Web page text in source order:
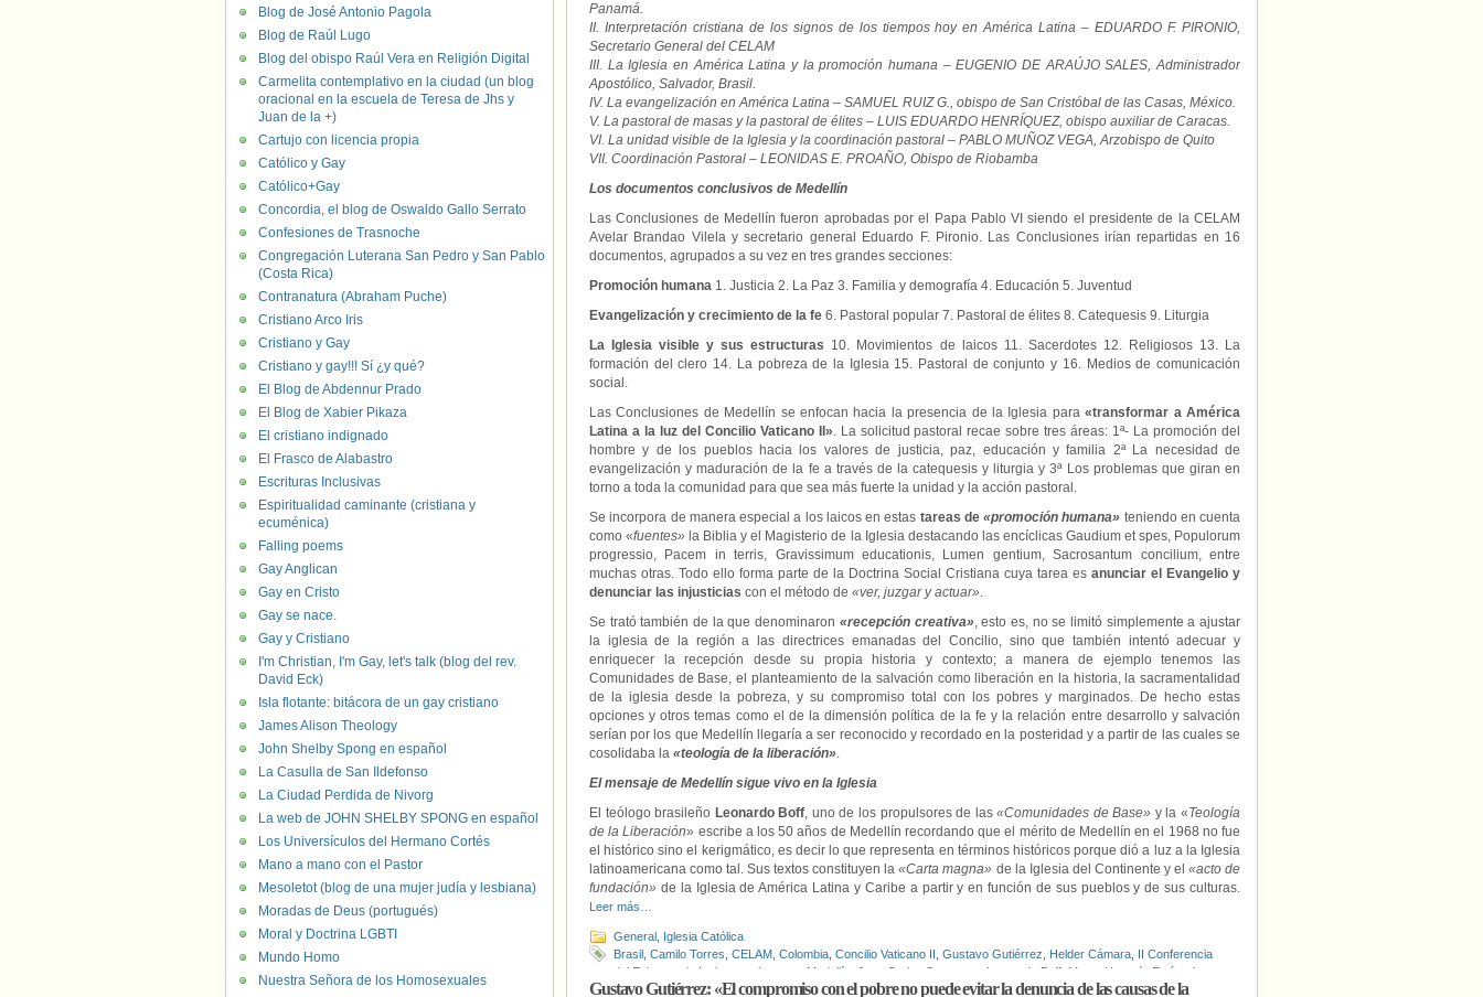
Panamá.
II. Interpretación cristiana de los signos de los tiempos hoy en América Latina – EDUARDO F. PIRONIO,
Secretario General del CELAM
III. La Iglesia en América Latina y la promoción humana – EUGENIO DE ARAÚJO SALES, Administrador
Apostólico, Salvador, Brasil.
IV. La evangelización en América Latina – SAMUEL RUIZ G., obispo de San Cristóbal de las Casas, México.
V. La pastoral de masas y la pastoral de élites – LUIS EDUARDO HENRÍQUEZ, obispo auxiliar de Caracas.
VI. La unidad visible de la Iglesia y la coordinación pastoral – PABLO MUÑOZ VEGA, Arzobispo de Quito
VII. Coordinación Pastoral – LEONIDAS E. PROAÑO, Obispo de Riobamba
Los documentos conclusivos de Medellín
Las Conclusiones de Medellín fueron aprobadas por el Papa Pablo VI siendo el presidente de la CELAM
Avelar Brandao Vilela y secretario general Eduardo F. Pironio. Las Conclusiones irían repartidas en 16
documentos, agrupados a su vez en tres grandes secciones:
Promoción humana 1. Justicia 2. La Paz 3. Familia y demografía 4. Educación 5. Juventud
Evangelización y crecimiento de la fe 6. Pastoral popular 7. Pastoral de élites 8. Catequesis 9. Liturgia
La Iglesia visible y sus estructuras 10. Movimientos de laicos 11. Sacerdotes 12. Religiosos 13. La
formación del clero 14. La pobreza de la Iglesia 15. Pastoral de conjunto y 16. Medios de comunicación
social.
Las Conclusiones de Medellín se enfocan hacia la presencia de la Iglesia para«transformar a América
Latina a la luz del Concilio Vaticano II». La solicitud pastoral recae sobre tres áreas: 1ª- La promoción del
hombre y de los pueblos hacia los valores de justicia, paz, educación y familia 2ª La necesidad de
evangelización y maduración de la fe a través de la catequesis y liturgia y 3ª Los problemas que giran en
torno a toda la comunidad para que sea más fuerte la unidad y la acción pastoral.
Se incorpora de manera especial a los laicos en estas tareas de «promoción humana» teniendo en cuenta
como «fuentes» la Biblia y el Magisterio de la Iglesia destacando las encíclicas Gaudium et spes, Populorum
progressio, Pacem in terris, Gravissimum educationis, Lumen gentium, Sacrosantum concilium, entre
muchas otras. Todo ello forma parte de la Doctrina Social Cristiana cuya tarea es anunciar el Evangelio y
denunciar las injusticias con el método de «ver, juzgar y actuar».
Se trató también de la que denominaron «recepción creativa», esto es, no se limitó simplemente a ajustar
la iglesia de la región a las directrices emanadas del Concilio, sino que también intentó adecuar y
enriquecer la recepción desde su propia historia y contexto; a manera de ejemplo tenemos las
Comunidades de Base, el planteamiento de la salvación como liberación en la historia, la sacramentalidad
de la iglesia desde la pobreza, y su compromiso total con los pobres y marginados. De hecho estas
opciones y otros temas como el de la dimensión política de la fe y la relación entre desarrollo y salvación
serían por los que Medellín llegaría a ser reconocido y recordado en la posteridad y a partir de las cuales se
cosolidaba la «teología de la liberación».
El mensaje de Medellín sigue vivo en la Iglesia
El teólogo brasileño Leonardo Boff, uno de los propulsores de las«Comunidades de Base» y la «Teología
de la Liberación» escribe a los 50 años de Medellín recordando que el mérito de Medellín en el 1968 no fue
el histórico sino el kerigmático, es decir lo que representa en términos históricos porque dió a luz a la Iglesia
latinoamericana como tal. Sus textos constituyen la«Carta magna» de la Iglesia del Continente y el «acto de
fundación» de la Iglesia de América Latina y Caribe a partir y en función de sus pueblos y de sus culturas.
Leer más…
General Iglesia Católica
Brasil Camilo Torres CELAM Colombia Concilio Vaticano II Gustavo Gutiérrez Helder Cámara II Conferencia
del Episcopado Latinoamericano en Medellín
Juan Carlos Scannone Leonardo Boff Manuel Larraín Errázuriz
Oscar Arnulfo Romero ,Pablo VI,Teología de la Liberación,V Conferencia de Aparecida
Gustavo Gutiérrez: «El compromiso con el pobre no puede evitar la denuncia de las causas de la
Blog de José Antonio Pagola
Blog de Raúl Lugo
Blog del obispo Raúl Vera en Religión Digital
Carmelita contemplativo en la ciudad (un blog
oracional en la escuela de Teresa de Jhs y
Juan de la +)
Cartujo con licencia propia
Católico y Gay
Católico+Gay
Concordia, el blog de Oswaldo Gallo Serrato
Confesiones de Trasnoche
Congregación Luterana San Pedro y San Pablo
(Costa Rica)
Contranatura (Abraham Puche)
Cristiano Arco Iris
Cristiano y Gay
Cristiano y gay!!! Sí ¿y qué?
El Blog de Abdennur Prado
El Blog de Xabier Pikaza
El cristiano indignado
El Frasco de Alabastro
Escrituras Inclusivas
Espiritualidad caminante (cristiana y
ecuménica)
Falling poems
Gay Anglican
Gay en Cristo
Gay se nace.
Gay y Cristiano
I'm Christian, I'm Gay, let's talk (blog del rev.
David Eck)
Isla flotante: bitácora de un gay cristiano
James Alison Theology
John Shelby Spong en español
La Casulla de San Ildefonso
La Ciudad Perdida de Nivorg
La web de JOHN SHELBY SPONG en español
Los Universículos del Hermano Cortés
Mano a mano con el Pastor
Mesoletot (blog de una mujer judía y lesbiana)
Moradas de Deus (portugués)
Moral y Doctrina LGBTI
Mundo Homo
Nuestra Señora de los Homosexuales